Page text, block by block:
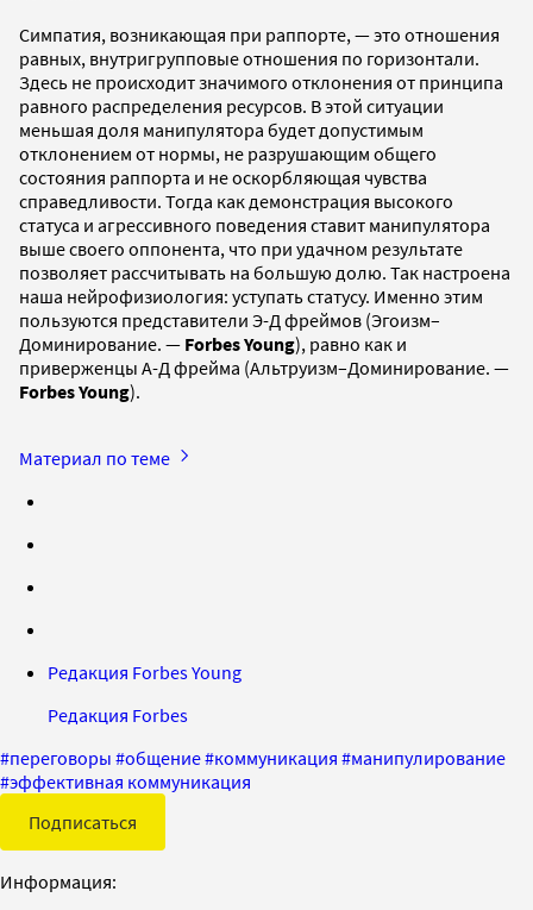
Симпатия, возникающая при раппорте, — это отношения
равных, внутригрупповые отношения по горизонтали.
Здесь не происходит значимого отклонения от принципа
равного распределения ресурсов. В этой ситуации
меньшая доля манипулятора будет допустимым
отклонением от нормы, не разрушающим общего
состояния раппорта и не оскорбляющая чувства
справедливости. Тогда как демонстрация высокого
статуса и агрессивного поведения ставит манипулятора
выше своего оппонента, что при удачном результате
позволяет рассчитывать на большую долю. Так настроена
наша нейрофизиология: уступать статусу. Именно этим
пользуются представители Э-Д фреймов (Эгоизм–
Доминирование. — Forbes Young), равно как и
приверженцы А-Д фрейма (Альтруизм–Доминирование. —
Forbes Young).
Материал по теме
Редакция Forbes Young
Редакция Forbes
#переговоры #общение#коммуникация #манипулирование
#эффективная коммуникация
Подписаться
Информация: